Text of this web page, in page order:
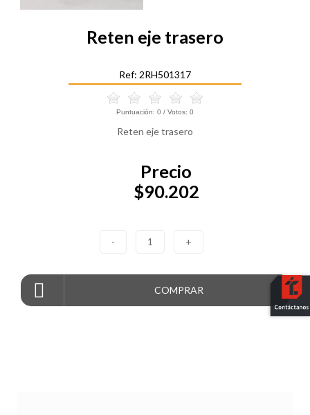
Reten eje trasero
Ref: 2RH501317
Puntuación: 0 / Votos: 0
Reten eje trasero
Precio
$90.202
- 1 +
COMPRAR